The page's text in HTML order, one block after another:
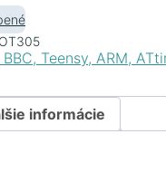
BBC, Teensy, ARM,
informácie